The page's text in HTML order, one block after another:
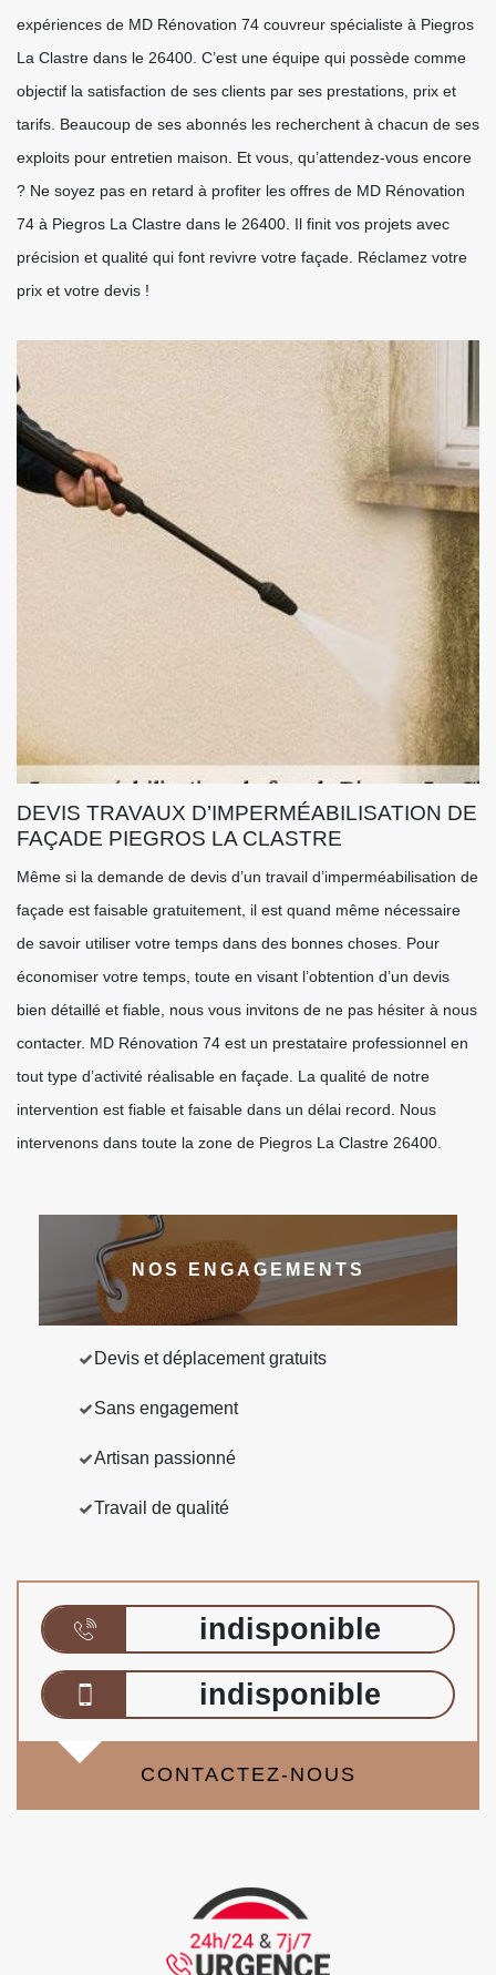
expériences de MD Rénovation 74 couvreur spécialiste à Piegros
La Clastre dans le 26400. C’est une équipe qui possède comme
objectif la satisfaction de ses clients par ses prestations, prix et
tarifs. Beaucoup de ses abonnés les recherchent à chacun de ses
exploits pour entretien maison. Et vous, qu’attendez-vous encore
? Ne soyez pas en retard à profiter les offres de MD Rénovation
74 à Piegros La Clastre dans le 26400. Il finit vos projets avec
précision et qualité qui font revivre votre façade. Réclamez votre
prix et votre devis !
DEVIS TRAVAUX D’IMPERMÉABILISATION DE
FAÇADE PIEGROS LA CLASTRE
Même si la demande de devis d’un travail d’imperméabilisation de
façade est faisable gratuitement, il est quand même nécessaire
de savoir utiliser votre temps dans des bonnes choses. Pour
économiser votre temps, toute en visant l’obtention d’un devis
bien détaillé et fiable, nous vous invitons de ne pas hésiter à nous
contacter. MD Rénovation 74 est un prestataire professionnel en
tout type d’activité réalisable en façade. La qualité de notre
intervention est fiable et faisable dans un délai record. Nous
intervenons dans toute la zone de Piegros La Clastre 26400.
NOS ENGAGEMENTS
Devis et déplacement gratuits
Sans engagement
Artisan passionné
Travail de qualité
indisponible
indisponible
CONTACTEZ-NOUS